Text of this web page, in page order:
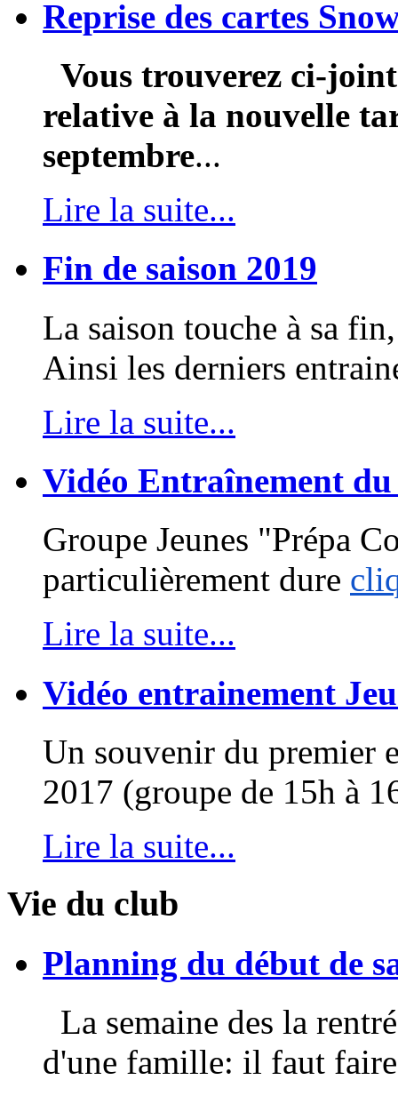
Reprise des cartes
Vous trouverez ci-
relative à la nouvelle
septembre...
Lire la suite...
Fin de saison 2019
La saison touche à sa
Ainsi les derniers
Lire la suite...
Vidéo Entraînement du
Groupe Jeunes "Prépa
particulièrement dure
Lire la suite...
Vidéo entrainement
Un souvenir du premier
2017 (groupe de 15h à
Lire la suite...
Vie du club
Planning du début de
La semaine des la
d'une famille: il faut